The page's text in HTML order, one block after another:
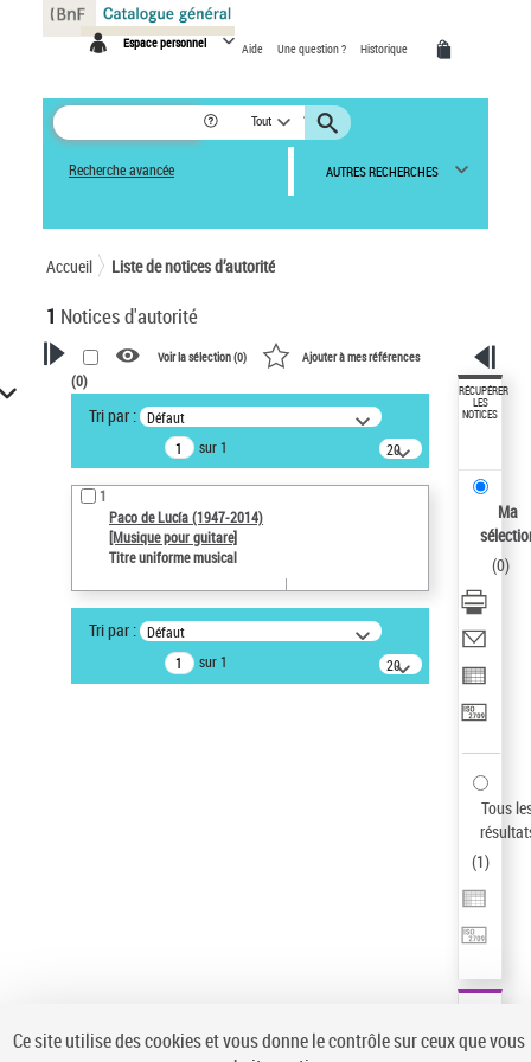
Espace personnel Aide Une question ? Historique
Tout
Recherche avancée AUTRES RECHERCHES
Accueil Liste de notices d’autorité
1 Notices d'autorité
VOTRE RECHERCHE
Recherche avancée dans les
notices d’autorité
Œuvres liées à l'auteur :
Paco de Lucía (1947-2014)
Type de notice d'autorité
Voir la sélection (0) Ajouter à mes références
(0)
Tri par : Défaut
sur 1
20
résultats/page
1
Paco de Lucía (1947-2014)
[Musique pour guitare]
Titre uniforme musical
Tri par : Défaut
sur 1
20
résultats/page
RÉCUPÉRER
LES
NOTICES
Ma
(0)
Tous
(1)
Panneau de gestion des cookies
Ce site utilise des cookies et vous donne le contrôle sur ceux que vous